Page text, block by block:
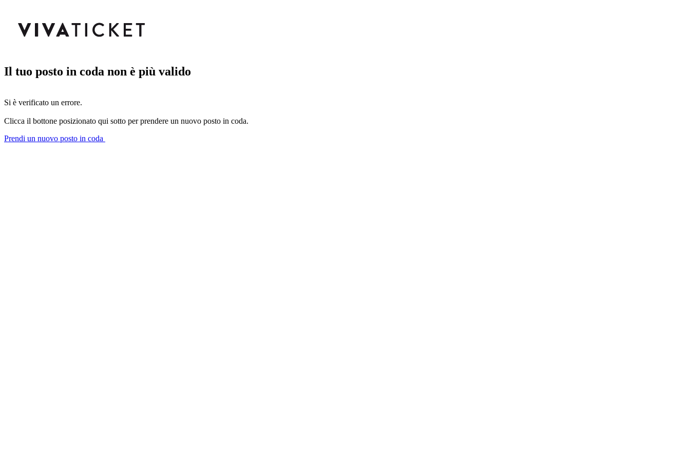
Il tuo posto in coda non è più valido
Si è verificato un errore.
Clicca il bottone posizionato qui sotto per prendere un nuovo posto in coda.
Prendi un nuovo posto in coda